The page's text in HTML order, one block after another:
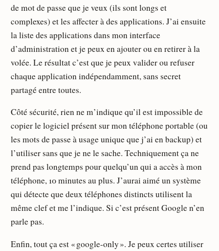
de mot de passe que je veux (ils sont longs et
complexes) et les affecter à des applications. J’ai ensuite
la liste des applications dans mon interface
d’administration et je peux en ajouter ou en retirer à la
volée. Le résultat c’est que je peux valider ou refuser
chaque application indépendamment, sans secret
partagé entre toutes.
Côté sécurité, rien ne m’indique qu’il est impossible de
copier le logiciel présent sur mon téléphone portable (ou
les mots de passe à usage unique que j’ai en backup) et
l’utiliser sans que je ne le sache. Techniquement ça ne
prend pas longtemps pour quelqu’un qui a accès à mon
téléphone, 10 minutes au plus. J’aurai aimé un système
qui détecte que deux téléphones distincts utilisent la
même clef et me l’indique. Si c’est présent Google n’en
parle pas.
Enfin, tout ça est « google-only ». Je peux certes utiliser